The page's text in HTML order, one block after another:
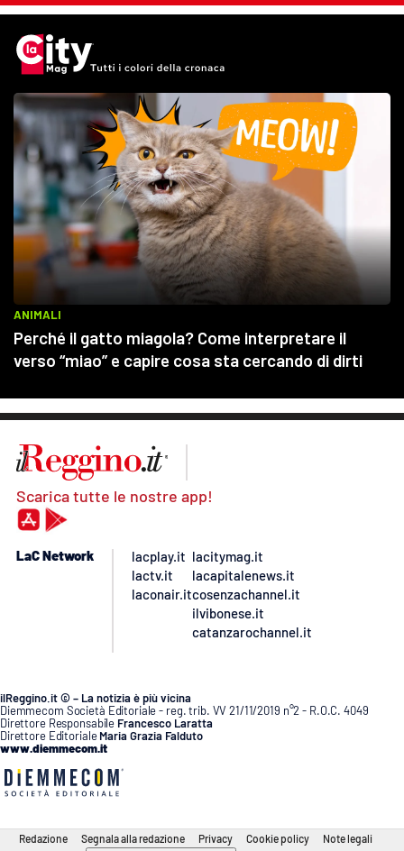
Scarica tutte le nostre app!
LaC Network
lacplay.it
lactv.it
laconair.it
lacitymag.it
lacapitalenews.it
cosenzachannel.it
ilvibonese.it
catanzarochannel.it
ilReggino.it © – La notizia è più vicina
Diemmecom Società Editoriale - reg. trib. VV 21/11/2019 n°2 - R.O.C. 4049
Direttore Responsabile Francesco Laratta
Direttore Editoriale Maria Grazia Falduto
www.diemmecom.it
Redazione Segnala alla redazione Privacy Cookie policy Note legali